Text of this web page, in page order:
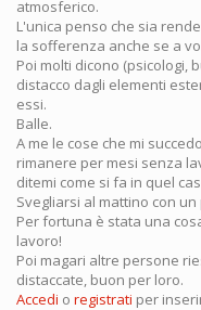
atmosferico.
L'unica penso che sia
la sofferenza anche se a
Poi molti dicono (psicologi,
distacco dagli elementi
essi.
Balle.
A me le cose che mi
rimanere per mesi senza
ditemi come si fa in quel
Svegliarsi al mattino con
Per fortuna è stata una
lavoro!
Poi magari altre persone
distaccate, buon per loro.
Accedi o registrati per